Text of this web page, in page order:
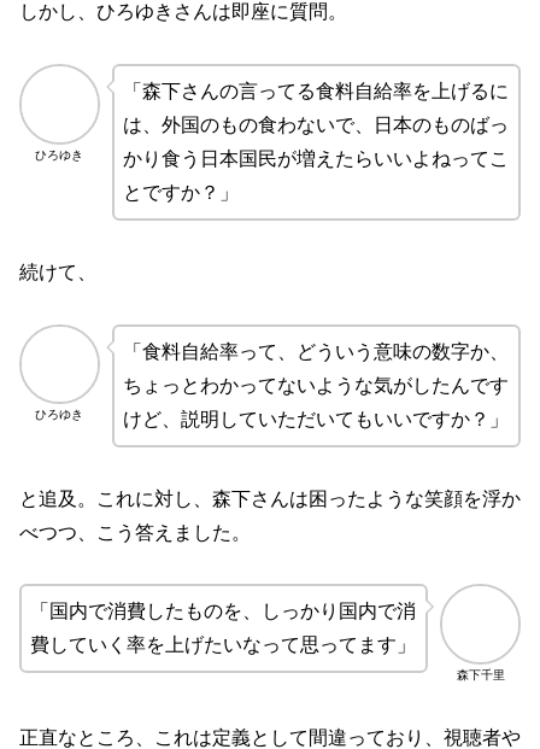
しかし、ひろゆきさんは即座に質問。
ひろゆき
「森下さんの言ってる食料自給率を上げるに
は、外国のもの食わないで、日本のものばっ
かり食う日本国民が増えたらいいよねってこ
とですか？」
続けて、
ひろゆき
「食料自給率って、どういう意味の数字か、
ちょっとわかってないような気がしたんです
けど、説明していただいてもいいですか？」
と追及。これに対し、森下さんは困ったような笑顔を浮か
べつつ、こう答えました。
森下千里
「国内で消費したものを、しっかり国内で消
費していく率を上げたいなって思ってます」
正直なところ、これは定義として間違っており、視聴者や